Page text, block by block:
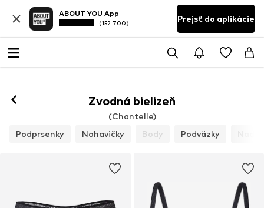
ABOUT YOU App
(152 700) Prejsť do aplikácie
Zvodná bielizeň
(Chantelle)
Podprsenky
Nohavičky Body Podväzky